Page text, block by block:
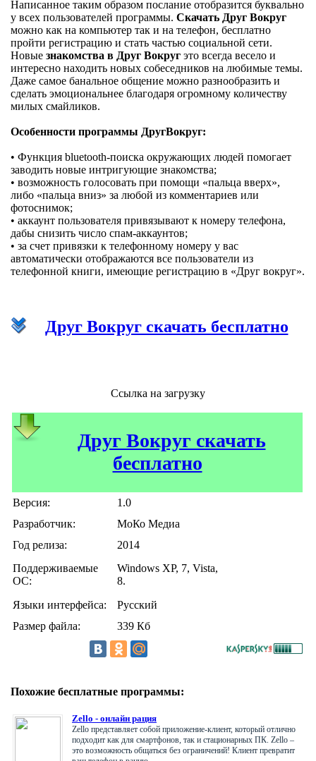
Написанное таким образом послание отобразится буквально
у всех пользователей программы. Скачать Друг Вокруг
можно как на компьютер так и на телефон, бесплатно
пройти регистрацию и стать частью социальной сети.
Новые знакомства в Друг Вокруг это всегда весело и
интересно находить новых собеседников на любимые темы.
Даже самое банальное общение можно разнообразить и
сделать эмоциональнее благодаря огромному количеству
милых смайликов.
Особенности программы ДругВокруг:
• Функция bluetooth-поиска окружающих людей помогает
заводить новые интригующие знакомства;
• возможность голосовать при помощи «пальца вверх»,
либо «пальца вниз» за любой из комментариев или
фотоснимок;
• аккаунт пользователя привязывают к номеру телефона,
дабы снизить число спам-аккаунтов;
• за счет привязки к телефонному номеру у вас
автоматически отображаются все пользователи из
телефонной книги, имеющие регистрацию в «Друг вокруг».
Друг Вокруг скачать бесплатно
Ссылка на загрузку
Друг Вокруг скачать
бесплатно
Версия:
1.0
Разработчик:
МоКо Медиа
Год релиза:
2014
Поддерживаемые
ОС:
Windows XP, 7, Vista,
8.
Языки интерфейса:
Русский
Размер файла:
339 Кб
Похожие бесплатные программы:
Zello - онлайн рация
Zello представляет собой приложение-клиент, который отлично
подходит как для смартфонов, так и стационарных ПК. Zello –
это возможность общаться без ограничений! Клиент превратит